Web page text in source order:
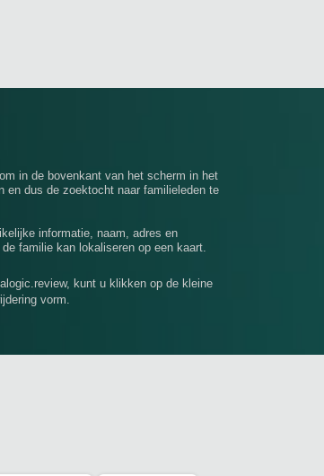
in de bovenkant van het scherm in het
en dus de zoektocht naar familieleden te
informatie, naam, adres en
familie kan lokaliseren op een kaart.
kunt u klikken op de kleine
vorm.